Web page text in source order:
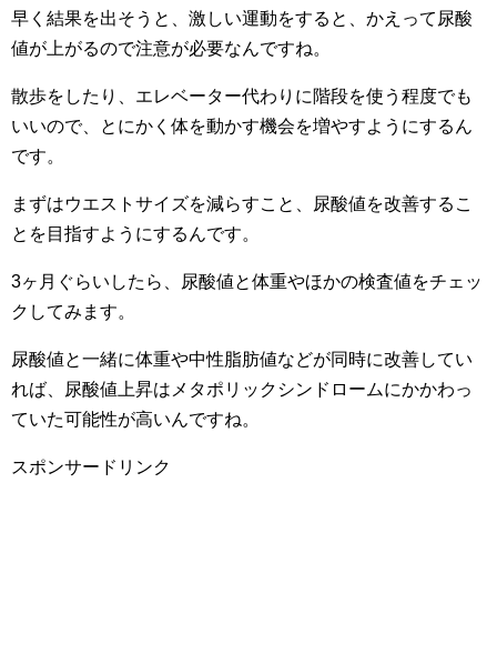
早く結果を出そうと、激しい運動をすると、かえって尿酸
値が上がるので注意が必要なんですね。
散歩をしたり、エレベーター代わりに階段を使う程度でも
いいので、とにかく体を動かす機会を増やすようにするん
です。
まずはウエストサイズを減らすこと、尿酸値を改善するこ
とを目指すようにするんです。
3ヶ月ぐらいしたら、尿酸値と体重やほかの検査値をチェッ
クしてみます。
尿酸値と一緒に体重や中性脂肪値などが同時に改善してい
れば、尿酸値上昇はメタポリックシンドロームにかかわっ
ていた可能性が高いんですね。
スポンサードリンク